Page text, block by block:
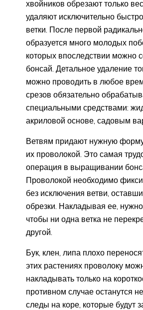
хвойников обрезают только
удаляют исключительно
ветки. После первой
образуется много молодых
которых впоследствии можно
бонсай. Детальное удаление
можно проводить в любое
срезов обязательно
специальными средствами:
акриловой основе, садовым
Ветвям придают нужную
их проволокой. Это самая
операция в выращивании
Проволокой необходимо
без исключения ветви,
обрезки. Накладывая ее, нужно
чтобы ни одна ветка не
другой.
Бук, клен, липа плохо
этих растениях проволоку
накладывать только на
противном случае останутся
следы на коре, которые будут